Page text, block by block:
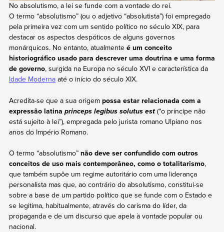
No absolutismo, a lei se funde com a vontade do rei.
O termo “absolutismo” (ou o adjetivo “absolutista”) foi empregado
pela primeira vez com um sentido político no século XIX, para
destacar os aspectos despóticos de alguns governos
monárquicos. No entanto, atualmente é um conceito
historiográfico usado para descrever uma doutrina e uma forma
de governo, surgida na Europa no século XVI e característica da
Idade Modernaaté o início do século XIX.
Acredita-se que a sua origem possa estar relacionada com a
expressão latina princeps legibus solutus est(“o príncipe não
está sujeito à lei”), empregada pelo jurista romano Ulpiano nos
anos do Império Romano.
O termo “absolutismo” não deve ser confundido com outros
conceitos de uso mais contemporâneo, como o totalitarismo,
que também supõe um regime autoritário com uma liderança
personalista mas que, ao contrário do absolutismo, constitui-se
sobre a base de um partido político que se funde com o Estado e
se legitima, habitualmente, através do carisma do líder, da
propaganda e de um discurso que apela à vontade popular ou
nacional.